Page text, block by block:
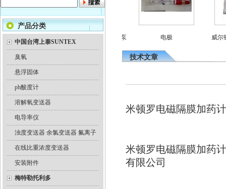
产品分类
中国台湾上泰SUNTEX
臭氧
悬浮固体
ph酸度计
溶解氧变送器
电导率仪
浊度变送器 余氯变送器 氟离子
在线比重浓度变送器
安装附件
梅特勒托利多
械隔膜计量泵 电极 威尔
技术文章
米顿罗电磁隔膜加药
米顿罗电磁隔膜加药
有限公司